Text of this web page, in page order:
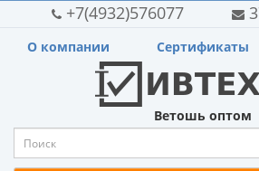
+7(4932)576077
О компании Сертификаты
Ветошь оптом